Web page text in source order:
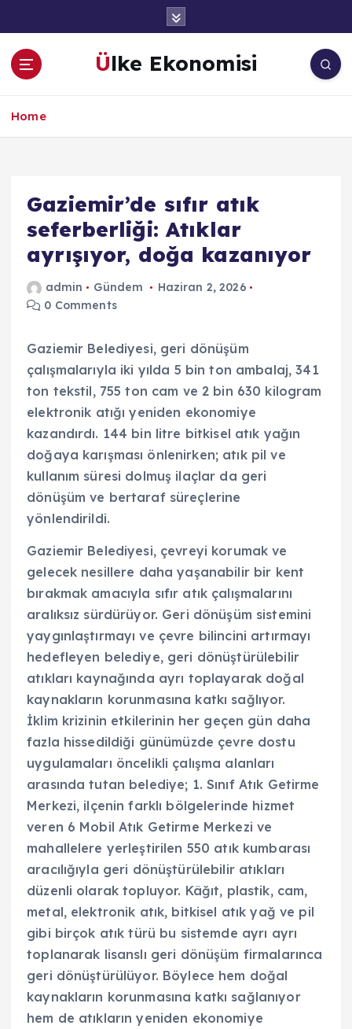
a
Ülke Ekonomisi
Home
Gaziemir’de sıfır atık
seferberliği: Atıklar
ayrışıyor, doğa kazanıyor
admin Gündem
Haziran 2, 2026
0 Comments
Gaziemir Belediyesi, geri dönüşüm
çalışmalarıyla iki yılda 5 bin ton ambalaj, 341
ton tekstil, 755 ton cam ve 2 bin 630 kilogram
elektronik atığı yeniden ekonomiye
kazandırdı. 144 bin litre bitkisel atık yağın
doğaya karışması önlenirken; atık pil ve
kullanım süresi dolmuş ilaçlar da geri
dönüşüm ve bertaraf süreçlerine
yönlendirildi.
Gaziemir Belediyesi, çevreyi korumak ve
gelecek nesillere daha yaşanabilir bir kent
bırakmak amacıyla sıfır atık çalışmalarını
aralıksız sürdürüyor. Geri dönüşüm sistemini
yaygınlaştırmayı ve çevre bilincini artırmayı
hedefleyen belediye, geri dönüştürülebilir
atıkları kaynağında ayrı toplayarak doğal
kaynakların korunmasına katkı sağlıyor.
İklim krizinin etkilerinin her geçen gün daha
fazla hissedildiği günümüzde çevre dostu
uygulamaları öncelikli çalışma alanları
arasında tutan belediye; 1. Sınıf Atık Getirme
Merkezi, ilçenin farklı bölgelerinde hizmet
veren 6 Mobil Atık Getirme Merkezi ve
mahallelere yerleştirilen 550 atık kumbarası
aracılığıyla geri dönüştürülebilir atıkları
düzenli olarak topluyor. Kâğıt, plastik, cam,
metal, elektronik atık, bitkisel atık yağ ve pil
gibi birçok atık türü bu sistemde ayrı ayrı
toplanarak lisanslı geri dönüşüm firmalarınca
geri dönüştürülüyor. Böylece hem doğal
kaynakların korunmasına katkı sağlanıyor
hem de atıkların yeniden ekonomiye